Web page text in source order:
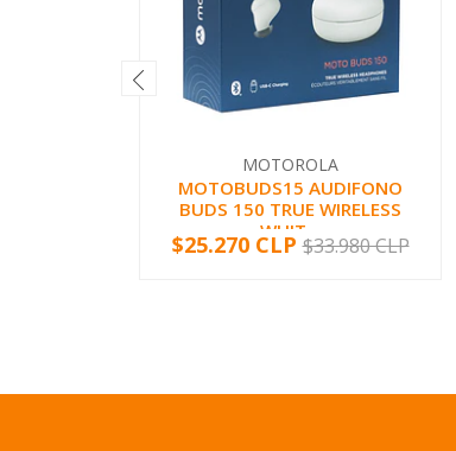
MOTOROLA
MOTOBUDS15 AUDIFONO
BUDS 150 TRUE WIRELESS
WHIT...
+
-$25.270 CLP $33.980 CLP